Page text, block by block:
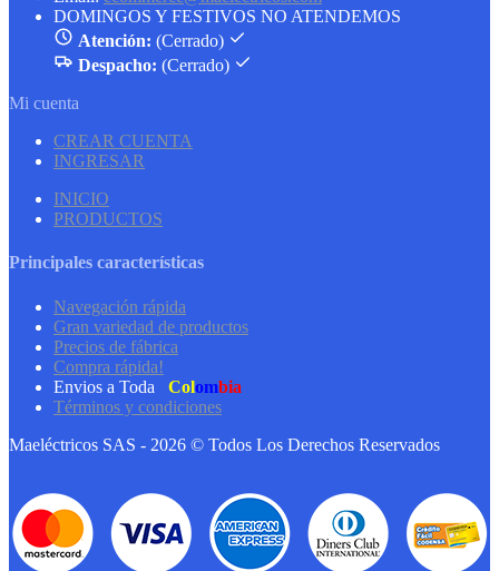
DOMINGOS Y FESTIVOS NO ATENDEMOS
Atención: (Cerrado)
Despacho: (Cerrado)
Mi cuenta
CREAR CUENTA
INGRESAR
INICIO
PRODUCTOS
Principales características
Navegación rápida
Gran variedad de productos
Precios de fábrica
Compra rápida!
Envios a Toda
Colombia
Términos y condiciones
Maeléctricos SAS - 2026 © Todos Los Derechos Reservados